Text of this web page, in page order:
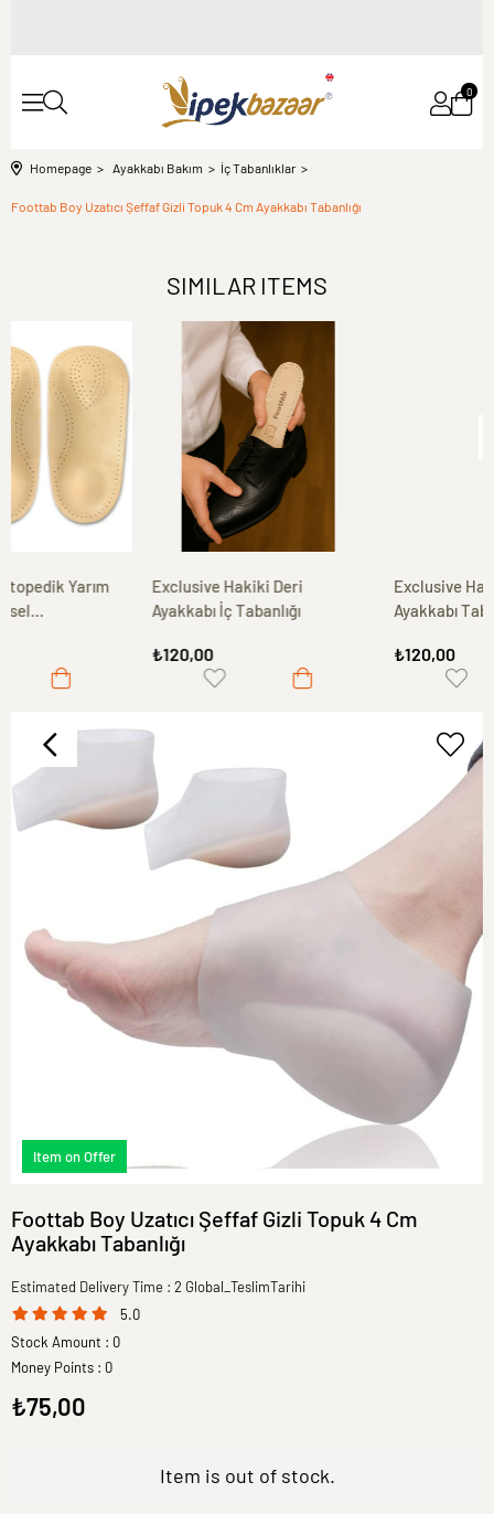
0
Homepage Ayakkabı Bakım İç Tabanlıklar
Foottab Boy Uzatıcı Şeffaf Gizli Topuk 4 Cm Ayakkabı Tabanlığı
SIMILAR ITEMS
Exclusive Hakiki Deri
Ayakkabı İç Tabanlığı
Exclusive Hakiki Deri
Ayakkabı Tabanlığı,
Leather İnsole, Kahve
Item on Offer
Foottab Boy Uzatıcı Şeffaf Gizli Topuk 4 Cm
Ayakkabı Tabanlığı
Estimated Delivery Time : 2 Global_TeslimTarihi
5.0
Stock Amount : 0
Money Points : 0
₺75,00
Item is out of stock.